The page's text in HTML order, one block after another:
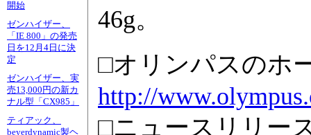
開始
ゼンハイザー、
「IE 800」の発売
日を12月4日に決
定
ゼンハイザー、実
売13,000円の新カ
ナル型「CX985」
ティアック、
beyerdynamic製ヘ
46g。
□オリンパスのホ
http://
□ニュースリリー